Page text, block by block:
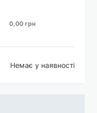
0,00 грн
Немає у наявності